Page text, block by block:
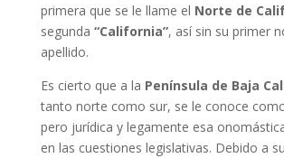
primera que se le llame el Norte de
segunda “California”, así sin su primer
apellido.
Es cierto que a la Península de Baja
tanto norte como sur, se le conoce
pero jurídica y legamente esa
en las cuestiones legislativas. Debido a